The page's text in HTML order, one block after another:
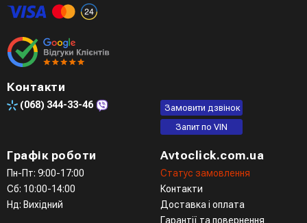
Четвертий варіант - замовити через доступні месенджери
(viber, telegram)
Контакти
(068) 344-33-46
Замовити дзвінок
Запит по VIN
Графік роботи
Пн-Пт: 9:00-17:00
Сб: 10:00-14:00
Нд: Вихідний
Avtoclick.com.ua
Статус замовлення
Контакти
Доставка і оплата
Гарантії та повернення